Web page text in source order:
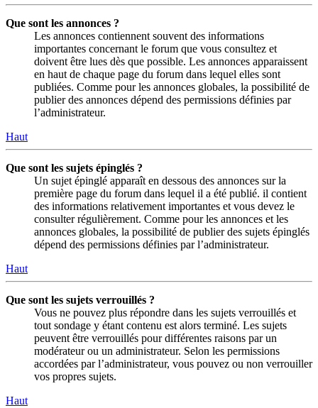
Que sont les annonces ?
Les annonces contiennent souvent des informations
importantes concernant le forum que vous consultez et
doivent être lues dès que possible. Les annonces apparaissent
en haut de chaque page du forum dans lequel elles sont
publiées. Comme pour les annonces globales, la possibilité de
publier des annonces dépend des permissions définies par
l’administrateur.
Haut
Que sont les sujets épinglés ?
Un sujet épinglé apparaît en dessous des annonces sur la
première page du forum dans lequel il a été publié. il contient
des informations relativement importantes et vous devez le
consulter régulièrement. Comme pour les annonces et les
annonces globales, la possibilité de publier des sujets épinglés
dépend des permissions définies par l’administrateur.
Haut
Que sont les sujets verrouillés ?
Vous ne pouvez plus répondre dans les sujets verrouillés et
tout sondage y étant contenu est alors terminé. Les sujets
peuvent être verrouillés pour différentes raisons par un
modérateur ou un administrateur. Selon les permissions
accordées par l’administrateur, vous pouvez ou non verrouiller
vos propres sujets.
Haut